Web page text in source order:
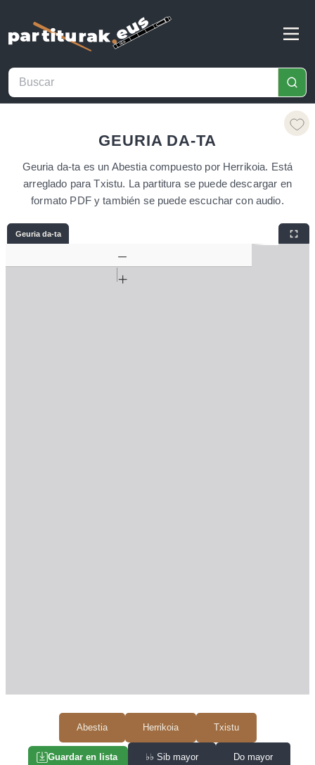
GEURIA DA-TA
Abestia Herrikoia Txistu
Guardar en lista ♭♭ Sib mayor Do mayor
Geuria da-ta es un Abestia compuesto por Herrikoia. Está
arreglado para Txistu. La partitura se puede descargar en
formato PDF y también se puede escuchar con audio.
Geuria da-ta